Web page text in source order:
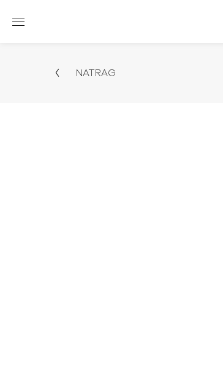
NATRAG